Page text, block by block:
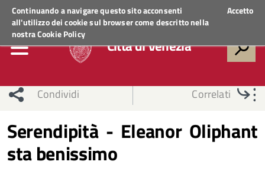
Continuando a navigare questo sito acconsenti
all'utilizzo dei cookie sul browser come descritto nella
nostraCookie Policy
Accetto
Regione VenetoACCEDI AI SERVIZI
Città di Venezia
Condividi Correlati
Serendipità - Eleanor Oliphant
sta benissimo